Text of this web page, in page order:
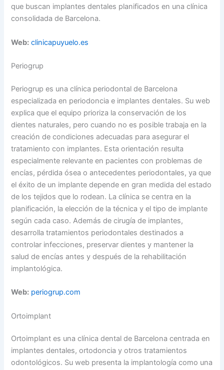
que buscan implantes dentales planificados en una clínica
consolidada de Barcelona.
Web: clinicapuyuelo.es
Periogrup
Periogrup es una clínica periodontal de Barcelona
especializada en periodoncia e implantes dentales. Su web
explica que el equipo prioriza la conservación de los
dientes naturales, pero cuando no es posible trabaja en la
creación de condiciones adecuadas para asegurar el
tratamiento con implantes. Esta orientación resulta
especialmente relevante en pacientes con problemas de
encías, pérdida ósea o antecedentes periodontales, ya que
el éxito de un implante depende en gran medida del estado
de los tejidos que lo rodean. La clínica se centra en la
planificación, la elección de la técnica y el tipo de implante
según cada caso. Además de cirugía de implantes,
desarrolla tratamientos periodontales destinados a
controlar infecciones, preservar dientes y mantener la
salud de encías antes y después de la rehabilitación
implantológica.
Web: periogrup.com
Ortoimplant
Ortoimplant es una clínica dental de Barcelona centrada en
implantes dentales, ortodoncia y otros tratamientos
odontológicos. Su web presenta la implantología como una